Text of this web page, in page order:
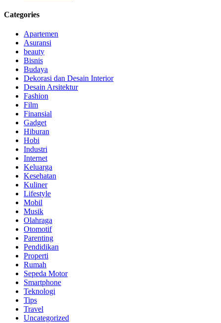
Categories
Apartemen
Asuransi
beauty
Bisnis
Budaya
Dekorasi dan Desain Interior
Desain Arsitektur
Fashion
Film
Finansial
Gadget
Hiburan
Hobi
Industri
Internet
Keluarga
Kesehatan
Kuliner
Lifestyle
Mobil
Musik
Olahraga
Otomotif
Parenting
Pendidikan
Properti
Rumah
Sepeda Motor
Smartphone
Teknologi
Tips
Travel
Uncategorized